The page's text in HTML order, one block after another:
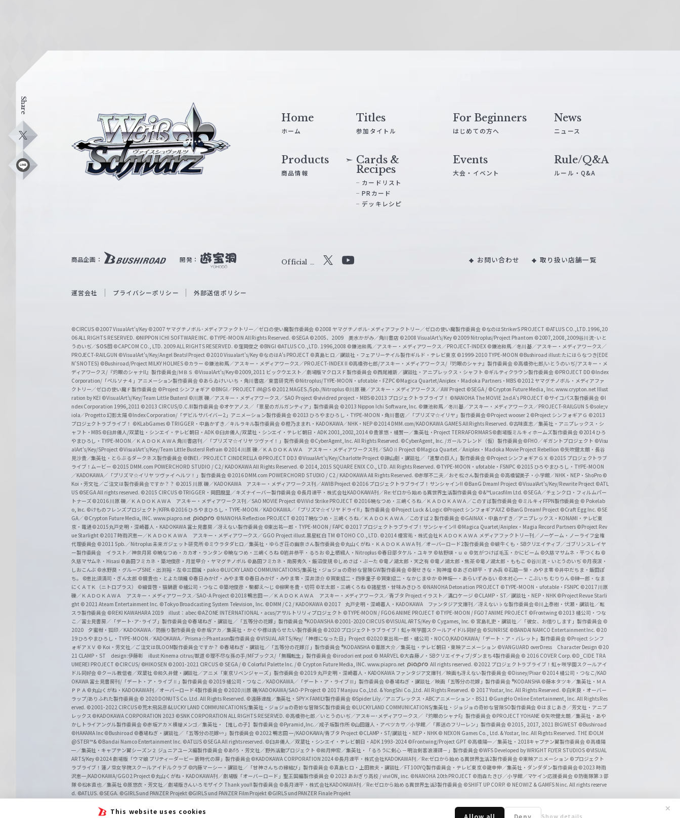
This website uses cookies
Allow all Deny Show details
✕
Share
X
L
ス
W
i
c
h
w
a
r
z
Home
ホーム
Titles
参加タイトル
For Beginners
はじめての方へ
News
ニュース
Products
商品情報
Cards &
Recipes
カードリスト
PRカード
デッキレシピ
Events
大会・イベント
Rule/Q&A
ルール・Q&A
商品企画： 開発： Official
b
e
O
f
f
i
c
i
a
l
C
h
a
n
n
e
l
お問い合わせ 取り扱い店舗一覧
運営会社 プライバシーポリシー 外部送信ポリシー
©CIRCUS ©2007 VisualArt's/Key ©2007 ヤマグチノボル･メディアファクトリー／ゼロの使い魔製作委員会 ©2008 ヤマグチノボル･メディアファクトリー／ゼロの使い魔製作委員会 ©なのはStrikerS PROJECT ©ATLUS CO.,LTD.1996,20
06 ALL RIGHTS RESERVED. ©NIPPON ICHI SOFTWARE INC. ©TYPE-MOON All Rights Reserved. ©SEGA ©2005、2009 美水かがみ／角川書店 ©2008 VisualArt's/Key ©2009 Nitroplus/Project Phantom ©2007,2008,2009谷川流･いと
うのいぢ／SOS団 ©CAPCOM CO., LTD. 2009 ALL RIGHTS RESERVED. ©窪岡俊之 ©BNGI ©ATLUS CO.,LTD. 1996,2008 ©鎌池和馬／アスキー・メディアワークス／PROJECT-INDEX ©鎌池和馬／冬川基／アスキー・メディアワークス／
PROJECT-RAILGUN ©VisualArt's/Key/Angel Beats! Project ©2010 Visualart's/Key ©なのはA's PROJECT ©真島ヒロ／講談社・フェアリーテイル製作ギルド・テレビ東京 ©1999-2010 TYPE-MOON ©Bushiroad illust:たにはらなつき(EDE
N'S NOTES) ©Bushiroad/Project MILKY HOLMES ©カラー ©鎌池和馬／アスキー・メディアワークス／PROJECT-INDEX II ©高橋弥七郎/アスキー・メディアワークス/『灼眼のシャナ』製作委員会 ©高橋弥七郎/いとうのいぢ/アスキー・メ
ディアワークス/『灼眼のシャナII』製作委員会/ＭＢＳ ©VisualArt's/Key©2009,2011 ビックウエスト／劇場版マクロスＦ製作委員会 ©西尾維新／講談社・アニプレックス・シャフト ©ギルティクラウン製作委員会 ©PROJECT DD ©Index
Corporation/「ペルソナ４」アニメーション製作委員会 ©あらゐけいいち・角川書店／東雲研究所 ©Nitroplus/TYPE-MOON・ufotable・FZPC ©Magica Quartet/Aniplex・Madoka Partners・MBS ©2012 ヤマグチノボル・メディアファ
クトリー／ゼロの使い魔Ｆ製作委員会 ©Project シンフォギア ©BNGI／PROJECT iM@S ©2012 MAGES./5pb./Nitroplus ©川原 礫／アスキー・メディアワークス／AW Project ©SEGA / ©Crypton Future Media, Inc. www.crypton.net Illust
ration by KEI ©VisualArt's/Key/Team Little Busters! ©川原 礫／アスキー・メディアワークス／SAO Project ©vividred project・MBS ©2013 プロジェクトラブライブ！ ©NANOHA The MOVIE 2nd A's PROJECT ©サイコパス製作委員会 ©I
ndex Corporation 1996,2011 ©2013 CIRCUS/D.C.III製作委員会 ©オケアノス／「翠星のガルガンティア」製作委員会 ©2013 Nippon Ichi Software, Inc. ©鎌池和馬／冬川基／アスキー・メディアワークス／PROJECT-RAILGUN S ©sole;v
iola／Progetto 幻影太陽 ©Index Corporation/「デビルサバイバー2」アニメーション製作委員会 ©2013 ひろやまひろし・TYPE-MOON・角川書店／「プリズマ☆イリヤ」製作委員会©Project wooser 2 ©Project シンフォギアＧ ©2013
プロジェクトラブライブ！ ©KLabGames © TRIGGER・中島かずき／キルラキル製作委員会 ©橙乃ままれ・KADOKAWA／NHK・NEP ©2014 DMM.com/KADOKAWA GAMES All Rights Reserved. ©古味直志／集英社・アニプレックス・シ
ャフト・MBS ©臼井儀人/双葉社・シンエイ・テレビ朝日・ADK ©臼井儀人/双葉社・シンエイ・テレビ朝日・ADK 2001,2002,2014 ©貴家悠・橘賢一／集英社・Project TERRAFORMARS©劇場版ミルキィホームズ製作委員会 ©2014 ひろ
やまひろし・TYPE-MOON／ＫＡＤＯＫＡＷＡ 角川書店刊／「プリズマ☆イリヤ ツヴァイ！」製作委員会 ©CyberAgent, Inc. All Rights Reserved. ©CyberAgent, Inc. /ガールフレンド（仮）製作委員会©FHO／ギガントプロジェクト ©Visu
alArt's/Key/SProject ©VisualArt's/Key/Team Little Busters! Refrain ©2014 川原 礫／ＫＡＤＯＫＡＷＡ アスキー・メディアワークス刊／SAOⅡ Project ©Magica Quartet／Aniplex・Madoka Movie Project Rebellion ©矢吹健太朗・長谷
見沙貴／集英社・とらぶるダークネス製作委員会 ©BNEI／PROJECT CINDERELLA ©PROJECT DD3 ©VisualArt's/Key/Charlotte Project ©諫山創・講談社／「進撃の巨人」製作委員会 ©Project シンフォギアＧＸ ©2015 プロジェクトラブ
ライブ！ムービー ©2015 DMM.com POWERCHORD STUDIO / C2 / KADOKAWA All Rights Reserved. © 2014, 2015 SQUARE ENIX CO., LTD. All Rights Reserved. ©TYPE-MOON・ufotable・FSNPC ©2015 ひろやまひろし・TYPE-MOON
／KADOKAWA／「プリズマ☆イリヤ ツヴァイ ヘルツ！」製作委員会 ©2016 DMM.com POWERCHORD STUDIO / C2 / KADOKAWA All Rights Reserved. ©赤塚不二夫／おそ松さん製作委員会 ©高橋留美子・小学館／NHK・NEP・ShoPro ©
Koi・芳文社／ご注文は製作委員会ですか？？ ©2015 川原 礫／KADOKAWA アスキー・メディアワークス刊／AWIB Project ©2016 プロジェクトラブライブ！サンシャイン!! ©BanG Dream! Project ©VisualArt's/Key/Rewrite Project ©ATL
US ©SEGA All rights reserved. ©2015 CIRCUS ©TRIGGER・岡田麿里／キズナイーバー製作委員会 ©長月達平・株式会社KADOKAWA刊／Re:ゼロから始める異世界生活製作委員会 ©&™Lucasfilm Ltd. ©SEGA／チェンクロ・フィルムパー
トナーズ©2016 川原 礫／ＫＡＤＯＫＡＷＡ アスキー・メディアワークス刊／SAO MOVIE Project ©ViVid Strike PROJECT ©2016 暁なつめ・三嶋くろね／ＫＡＤＯＫＡＷＡ／このすば製作委員会 ©ミルキィFFPN製作委員会 © Pokelab
o, Inc. ©けものフレンズプロジェクト/KFPA ©2016 ひろやまひろし・TYPE-MOON／KADOKAWA／「プリズマ☆イリヤ ドライ!!」製作委員会 ©Project Luck & Logic ©Project シンフォギアAXZ ©BanG Dream! Project ©Craft Egg Inc. ©SE
GA／ ©Crypton Future Media, INC. www.piapro.net
©NANOHA Reflection PROJECT ©2017 暁なつめ・三嶋くろね／ＫＡＤＯＫＡＷＡ／このすば２製作委員会 ©GAINAX・中島かずき／アニプレックス・KONAMI・テレビ東
京・電通 ©2015丸戸史明・深崎暮人・KADOKAWA 富士見書房／冴えない製作委員会 ©東出祐一郎・TYPE-MOON / FAPC ©2017 プロジェクトラブライブ！サンシャイン!! ©Magica Quartet/Aniplex・Magia Record Partners ©Project Rev
ue Starlight ©2017 時雨沢恵一／ＫＡＤＯＫＡＷＡ アスキー・メディアワークス／GGO Project illust.黒星紅白 TM ©TOHO CO., LTD. ©2014 榎宮祐・株式会社ＫＡＤＯＫＡＷＡ メディアファクトリー刊／ノーゲーム・ノーライフ全権
代理委員会 ©2011 5pb.／Nitroplus 未来ガジェット研究所 ©ミウラタダヒロ／集英社・ゆらぎ荘の幽奈さん製作委員会©丸山くがね・ＫＡＤＯＫＡＷＡ刊／オーバーロード2製作委員会 ©蝸牛くも・SBクリエイティブ／ゴブリンスレイヤ
ー製作委員会 イラスト／神奈月昇 ©暁なつめ・カカオ・ランタン ©暁なつめ・三嶋くろね ©岩井恭平・るろお ©上栖綴人・Nitroplus ©春日部タケル・ユキヲ ©枯野瑛・ｕｅ ©気がつけば毛玉・かにビーム ©久慈マサムネ・平つくね ©
久慈マサムネ・Hisasi ©島田フミカネ・築地俊彦・月並甲介・ヤマグチノボル ©島田フミカネ・南房秀久・飯沼俊規 ©しめさば・ぶーた ©竜ノ湖太郎・天之有 ©竜ノ湖太郎・焦茶 ©竜ノ湖太郎・ももこ ©谷川流・いとうのいぢ ©月夜涙・
しおこんぶ ©水野良・グループSNE・出渕裕・左 ©三田誠・pako ©LUCKY LAND COMMUNICATIONS/集英社・ジョジョの奇妙な冒険GW製作委員会 ©葵せきな・狗神煌 ©あざの耕平・すみ兵 ©石踏一榮・みやま零 ©井中だちま・飯田ぽ
ち。
©恵比須清司・ぎん太郎 ©鏡貴也・とよた瑣織 ©春日みかげ・みやま零 ©春日みかげ・みやま零・深井涼介 ©賀東招二・四季童子 ©賀東招二・なかじまゆか ©神坂一・あらいずみるい ©木村心一・こぶいち むりりん ©榊一郎・なま
にくＡＴＫ（ニトロプラス） ©細音啓・猫鍋蒼 ©橘公司・つなこ ©築地俊彦・駒都え～じ ©柳実冬貴・切符 ©羊太郎・三嶋くろね ©諸星悠・甘味みきひろ ©NANOHA Detonation PROJECT ©TYPE-MOON・ufotable・FSNPC ©2017 川原
礫／ＫＡＤＯＫＡＷＡ アスキー・メディアワークス／SAO-A Project ©2018 鴨志田 一／ＫＡＤＯＫＡＷＡ アスキー・メディアワークス／青ブタ Project イラスト／溝口ケージ ©CLAMP・ST／講談社・NEP・NHK ©Project Revue Starli
ght © 2021 Ateam Entertainment Inc. ©Tokyo Broadcasting System Television, Inc. ©DMM / C2 / KADOKAWA ©2017 丸戸史明・深崎暮人・KADOKAWA ファンタジア文庫刊／冴えない♭な製作委員会©川上泰樹・伏瀬・講談社／転
スラ製作委員会 ©REKI KAWAHARA 2019 illust：abec ©AZONE INTERNATIONAL・acus/アサルトリリィプロジェクト ©TYPE-MOON / FGO6 ANIME PROJECT ©TYPE-MOON / FGO7 ANIME PROJECT ©Frontwing ©2013 橘公司・つな
こ／富士見書房／「デート･ア･ライブ」製作委員会©春場ねぎ・講談社／「五等分の花嫁」製作委員会 ®KODANSHA ©2001-2020 CIRCUS ©VISUAL ARTS/Key © Cygames, Inc. © 宮島礼吏・講談社／「彼女、お借りします」製作委員会 ©
2020 夕蜜柑・狐印／KADOKAWA／防振り製作委員会 ©赤坂アカ／集英社・かぐや様は告らせたい製作委員会 ©2020 プロジェクトラブライブ！虹ヶ咲学園スクールアイドル同好会 ©SUNRISE ©BANDAI NAMCO Entertainment Inc. ©20
19 ひろやまひろし・TYPE-MOON／KADOKAWA／Prisma☆Phantasm製作委員会 ©VISUAL ARTS/Key/「神様になった日」Project ©2020 東出祐一郎・橘公司・NOCO/KADOKAWA/「デート・ア・バレット」製作委員会 ©Project シンフ
ォギアＸＶ © Koi・芳文社／ご注文はBLOOM製作委員会ですか？ ©春場ねぎ・講談社／「五等分の花嫁∬」製作委員会 ®KODANSHA ©葦原大介／集英社・テレビ朝日・東映アニメーション ©VANGUARD overDress Character Design ©20
21 CLAMP・ST design:伊藤彰 illust:Kinema citrus/獣道 ©理不尽な孫の手/MFブックス/「無職転生」製作委員会 ©irodori ent post © MARVEL ©大森藤ノ・SBクリエイティブ/ダンまち4製作委員会 © 2016 COVER Corp. ©D_CIDE TRA
UMEREI PROJECT ©CIRCUS/ ©HIKOSEN ©2001-2021 CIRCUS © SEGA / © Colorful Palette Inc. / © Crypton Future Media, INC. www.piapro.net All rights reserved. ©2022 プロジェクトラブライブ！虹ヶ咲学園スクールアイ
ドル同好会 ©クール教信者／双葉社 ©和久井健・講談社／アニメ「東京リベンジャーズ」製作委員会 ©2019 丸戸史明・深崎暮人・KADOKAWA ファンタジア文庫刊／映画も冴えない製作委員会 ©Disney/Pixar ©2014 橘公司・つなこ/KAD
OKAWA 富士見書房刊/「デート・ア・ライブⅡ」製作委員会 ©2019 橘公司・つなこ／KADOKAWA／「デート・ア・ライブⅢ」製作委員会 ©春場ねぎ・講談社／映画「五等分の花嫁」製作委員会 ®KODANSHA ©藤本タツキ／集英社・ＭＡ
ＰＰＡ ©丸山くがね・KADOKAWA刊／オーバーロード4製作委員会 ©2020 川原 礫/KADOKAWA/SAO-P Project © 2017 Manjuu Co.,Ltd. & YongShi Co.,Ltd. All Rights Reserved. © 2017 Yostar, Inc. All Rights Reserved. ©白米良・オーバー
ラップ/ありふれた製作委員会 © 2020 DONUTS Co. Ltd. All Rights Reserved. ©遠藤達哉／集英社・SPY×FAMILY製作委員会 ©Spider Lily／アニプレックス・ABCアニメーション・BS11 ©GungHo Online Entertainment, Inc. All Rights Res
erved. ©2001-2022 CIRCUS©荒木飛呂彦&LUCKY LAND COMMUNICATIONS/集英社・ジョジョの奇妙な冒険SC製作委員会 ©LUCKY LAND COMMUNICATIONS/集英社・ジョジョの奇妙な冒険SO製作委員会 ©はまじあき／芳文社・アニプ
レックス ©KADOKAWA CORPORATION 2023 ©SNK CORPORATION ALL RIGHTS RESERVED. ©高橋弥七郎／いとうのいぢ／アスキー･メディアワークス／『灼眼のシャナF』製作委員会 ©PROJECT YOHANE ©矢吹健太朗／集英社・あや
かしトライアングル製作委員会 ©赤坂アカ×横槍メンゴ／集英社・【推しの子】製作委員会 ©Pyramid,Inc.／成子坂製作所 ©山田鐘人・アベツカサ／小学館／「葬送のフリーレン」製作委員会 ©2015, 2017, 2021 BIGWEST ©Bushiroad
©HAKAMA Inc ©Bushiroad ©春場ねぎ・講談社／「五等分の花嫁∽」製作委員会 ©2022 鴨志田 一/KADOKAWA/青ブタ Project ©CLAMP・ST/講談社・NEP・NHK © NEXON Games Co., Ltd. & Yostar, Inc. All Rights Reserved. THE IDOLM
@STER™& ©Bandai Namco Entertainment Inc. ©ATLUS ©SEGA All rights reserved. ©臼井儀人／双葉社・シンエイ・テレビ朝日・ADK 1993-2024 ©Frontwing/Project GPT ©高橋陽一／集英社・2018キャプテン翼製作委員会 ©高橋陽
一／集英社・キャプテン翼シーズン２ ジュニアユース編製作委員会 ©あfろ・芳文社／野外活動プロジェクト ©和月伸宏／集英社・「るろうに剣心 －明治剣客浪漫譚－」製作委員会©WFS Developed by WRIGHT FLYER STUDIOS ©VISUAL
ARTS/Key ©2024 劇場版「ウマ娘 プリティーダービー 新時代の扉」製作委員会©KADOKAWA CORPORATION 2024 ©長月達平・株式会社KADOKAWA刊／Re:ゼロから始める異世界生活2製作委員会 ©東映アニメーション ©プロジェクト
ラブライブ！蓮ノ空女学院スクールアイドルクラブ ©内藤マーシー・講談社／「甘神さんちの縁結び」製作委員会 ©真島ヒロ・上田敦夫・講談社／FT100YQ製作委員会・テレビ東京©龍幸伸／集英社・ダンダダン製作委員会©2023 時雨
沢恵一/KADOKAWA/GGO2 Project©丸山くがね・KADOKAWA刊／劇場版「オーバーロード」聖王国編製作委員会 © 2023 あおぎり高校 / viviON, inc. ©NANOHA 20th PROJECT ©雨森たきび／小学館／マケイン応援委員会 ©防衛隊第３部
隊 ©松本直也／集英社 ©原悠衣・芳文社／劇場版きんいろモザイク Thank you!! 製作委員会 ©長月達平・株式会社KADOKAWA刊／Re:ゼロから始める異世界生活3製作委員会 ©SHIFT UP CORP. © NEOWIZ & GAMFS N inc. All rights reserve
d. ©ATLUS. ©SEGA. ©GIRLS und PANZER Projekt ©GIRLS und PANZER Film Projekt ©GIRLS und PANZER Finale Projekt